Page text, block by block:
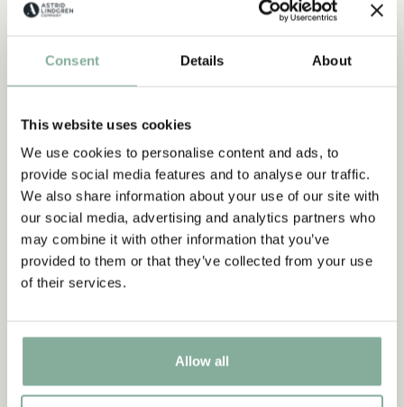
Consent Details About
This website uses cookies
We use cookies to personalise content and ads, to
provide social media features and to analyse our traffic.
We also share information about your use of our site with
our social media, advertising and analytics partners who
may combine it with other information that you’ve
provided to them or that they’ve collected from your use
of their services.
Allow all